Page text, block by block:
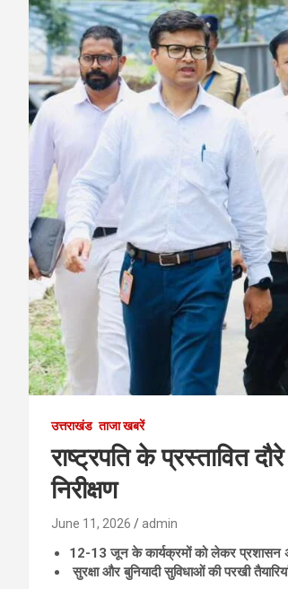
उत्तराखंड ताजा खबरें
राष्ट्रपति के प्रस्तावित
निरीक्षण
June 11, 2026 admin
12-13जून के कार्यक्रमों को लेकर प्रशासन
सुरक्षा और बुनियादी सुविधाओं की परखी